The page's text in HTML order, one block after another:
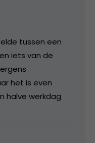
tussen een
iets van de
het is even
halve werkdag